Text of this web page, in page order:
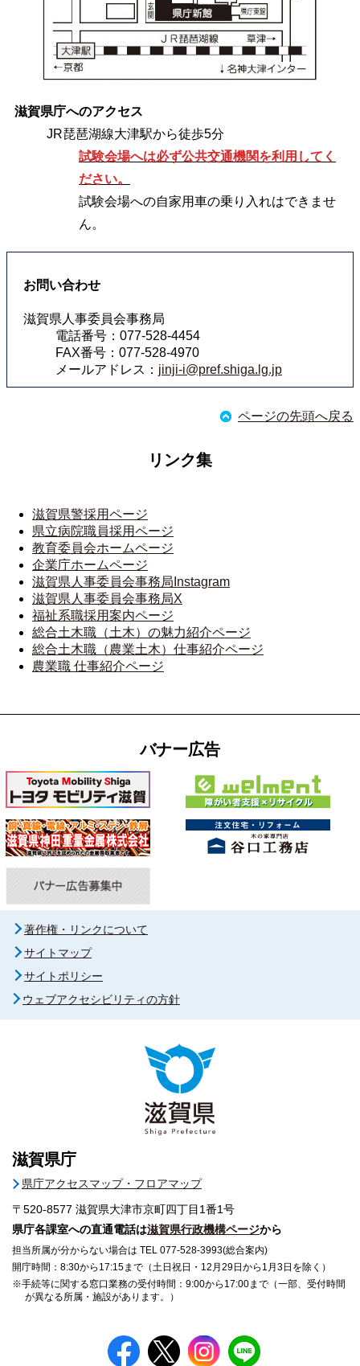
滋賀県庁へのアクセス
JR琵琶湖線大津駅から徒歩5分
試験会場へは必ず公共交通機関を利用してく
ださい。
試験会場への自家用車の乗り入れはできませ
ん。
お問い合わせ
滋賀県人事委員会事務局
電話番号：077-528-4454
FAX番号：077-528-4970
メールアドレス： jinji-i@pref.shiga.lg.jp
ページの先頭へ戻る
リンク集
滋賀県警採用ページ
県立病院職員採用ページ
教育委員会ホームページ
企業庁ホームページ
滋賀県人事委員会事務局Instagram
滋賀県人事委員会事務局X
福祉系職採用案内ページ
総合土木職（土木）の魅力紹介ページ
総合土木職（農業土木）仕事紹介ページ
農業職 仕事紹介ページ
バナー広告
著作権・リンクについて
サイトマップ
サイトポリシー
ウェブアクセシビリティの方針
滋賀県庁
県庁アクセスマップ・フロアマップ
〒520-8577 滋賀県大津市京町四丁目1番1号
県庁各課室への直通電話は滋賀県行政機構ページから
担当所属が分からない場合は TEL 077-528-3993(総合案内)
開庁時間：8:30から17:15まで（土日祝日・12月29日から1月3日を除く）
※手続等に関する窓口業務の受付時間：9:00から17:00まで（一部、受付時間
が異なる所属・施設があります。）